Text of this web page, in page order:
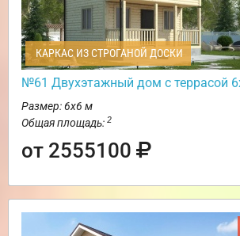
КАРКАС ИЗ СТРОГАНОЙ ДОСКИ
№61 Двухэтажный дом с террасой
Размер: 6х6 м
Общая площадь: 2
от 2555100